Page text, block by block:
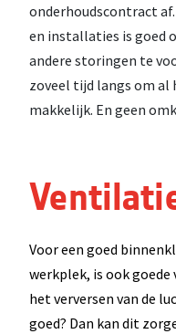
onderhoudscontract
en installaties is goed
andere storingen te
zoveel tijd langs om al
makkelijk. En geen
Voor een goed
werkplek, is ook
het verversen van de
goed? Dan kan dit